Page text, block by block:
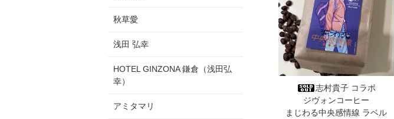
志村貴子 コラボ
ジヴォンコーヒー
まじわる中央感情線 ラベル
秋草愛
浅田 弘幸
HOTEL GINZONA 鎌倉（浅田弘
幸）
アミタマリ